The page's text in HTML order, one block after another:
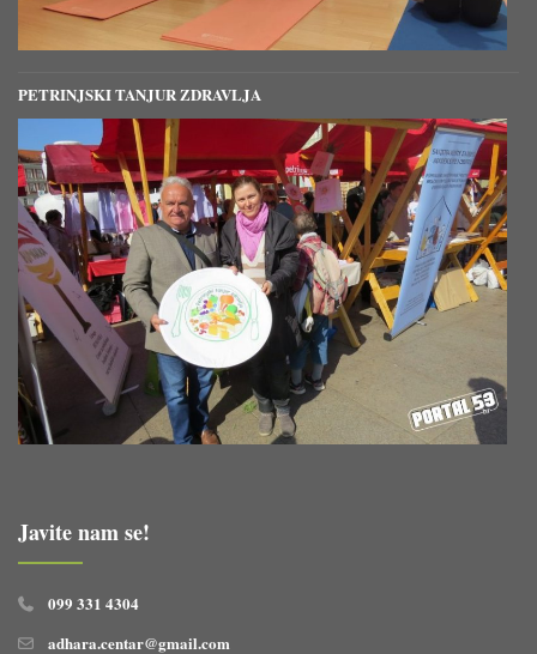
PETRINJSKI TANJUR ZDRAVLJA
Javite nam se!
099 331 4304
adhara.centar@gmail.com